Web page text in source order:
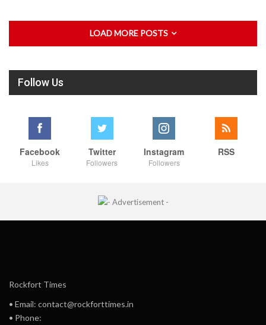
LOAD MORE POSTS
Follow Us
Facebook
Likes
Twitter
Followers
Instagram
Followers
RSS
Rockfort Times
• Email: contact@rockforttimes.in
• Phone: